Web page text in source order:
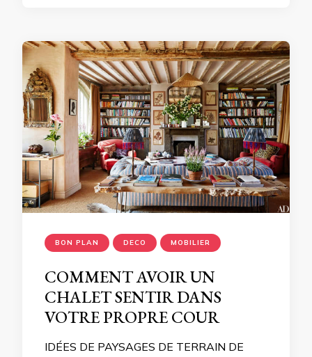
BON PLAN DECO MOBILIER
COMMENT AVOIR UN
CHALET SENTIR DANS
VOTRE PROPRE COUR
IDÉES DE PAYSAGES DE TERRAIN DE